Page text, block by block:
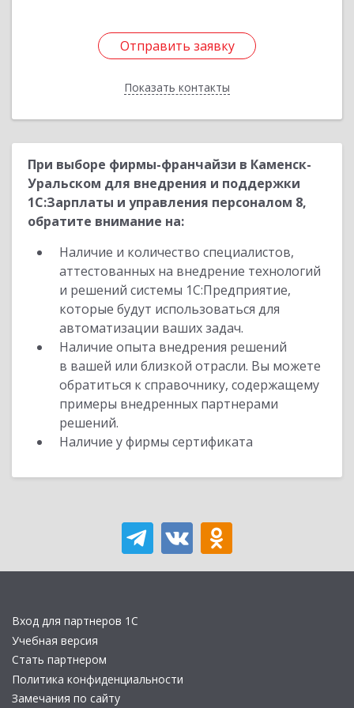
Отправить заявку
Показать контакты
Отправить заявку
Назад
При выборе фирмы-франчайзи в Каменск-
Уральском для внедрения и поддержки
1С:Зарплаты и управления персоналом 8,
обратите внимание на:
Наличие и количество специалистов,
аттестованных на внедрение технологий
и решений системы 1С:Предприятие,
которые будут использоваться для
автоматизации ваших задач.
Наличие опыта внедрения решений
в вашей или близкой отрасли. Вы можете
обратиться к справочнику, содержащему
примеры внедренных партнерами
решений.
Наличие у фирмы сертификата
Вход для партнеров 1С
Учебная версия
Стать партнером
Политика конфиденциальности
Замечания по сайту